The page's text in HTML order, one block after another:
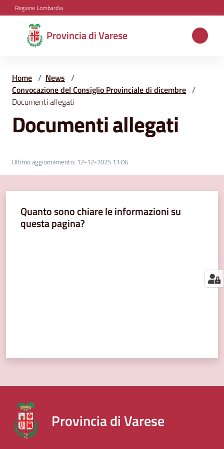
Vai al contenuto
Vai alla navigazione
Vai al footer
Regione Lombardia
Provincia di Varese
Provincia
di
Aree
tematiche
Amministrazione
segnalazioni
Home / News /
Convocazione del Consiglio Provinciale di dicembre /
Documenti allegati
Documenti allegati
Ultimo aggiornamento: 12-12-2025 13:06
Quanto sono chiare le informazioni su
questa pagina?
Provincia di Varese